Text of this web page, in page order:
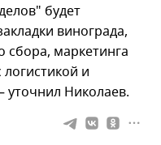
будет
винограда,
сбора, маркетинга
и
уточнил Николаев.